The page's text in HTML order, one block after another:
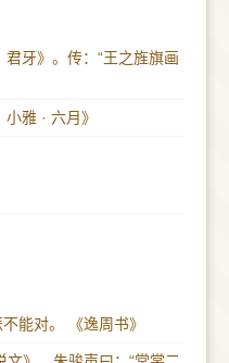
君牙》。传：“王之旌旗画
小雅 · 六月》
不能对。 《逸周书》